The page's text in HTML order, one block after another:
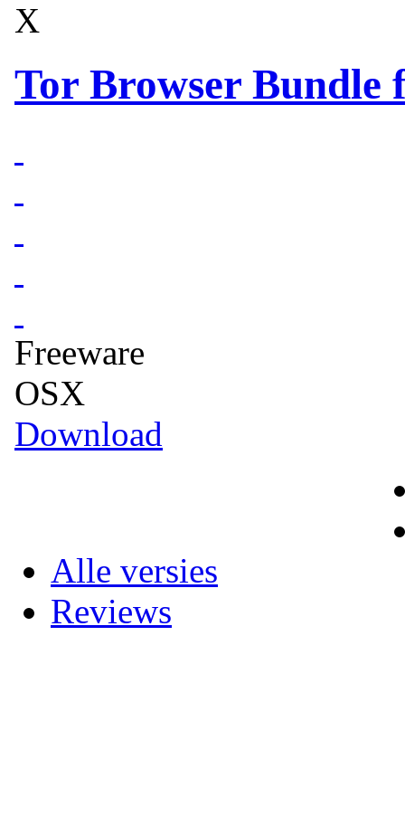
X
Tor Browser Bundle
Freeware
OSX
Download
Alle versies
Reviews